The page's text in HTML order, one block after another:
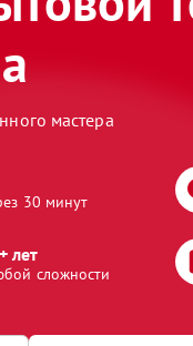
мастера
30 минут
лет
сложности